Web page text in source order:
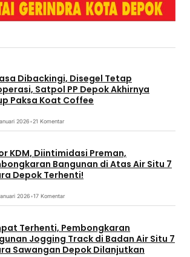
Dibackingi, Disegel Tetap
Satpol PP Depok Akhirnya
Paksa Koat Coffee
2026•21 Komentar
KDM, Diintimidasi Preman,
Bangunan di Atas Air Situ 7
Depok Terhenti!
2026•17 Komentar
Terhenti, Pembongkaran
Jogging Track di Badan Air Situ 7
Sawangan Depok Dilanjutkan